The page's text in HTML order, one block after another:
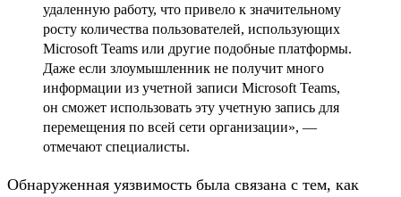
удаленную работу, что привело к значительному
росту количества пользователей, использующих
Microsoft Teams или другие подобные платформы.
Даже если злоумышленник не получит много
информации из учетной записи Microsoft Teams,
он сможет использовать эту учетную запись для
перемещения по всей сети организации», —
отмечают специалисты.
Обнаруженная уязвимость была связана с тем, как